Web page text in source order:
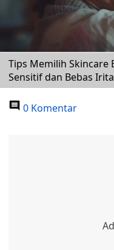
Tips Memilih Skincare
Sensitif dan Bebas
0 Komentar